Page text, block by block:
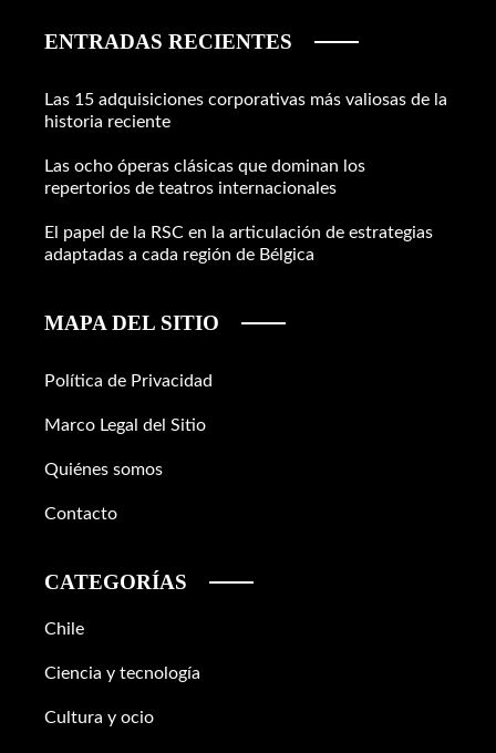
ENTRADAS RECIENTES
Las 15 adquisiciones corporativas más valiosas de la
historia reciente
Las ocho óperas clásicas que dominan los
repertorios de teatros internacionales
El papel de la RSC en la articulación de estrategias
adaptadas a cada región de Bélgica
MAPA DEL SITIO
Política de Privacidad
Marco Legal del Sitio
Quiénes somos
Contacto
CATEGORÍAS
Chile
Ciencia y tecnología
Cultura y ocio